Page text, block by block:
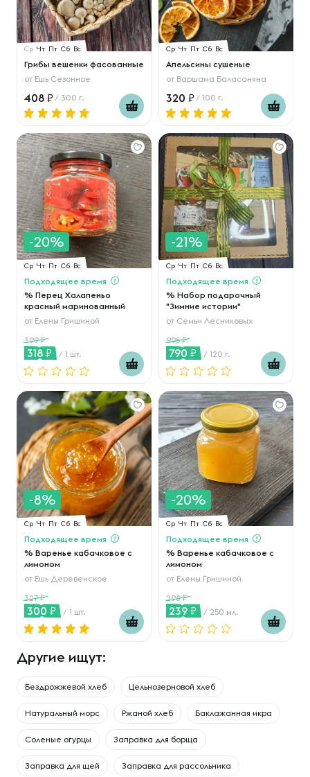
Ср Чт Пт Сб Вс
Грибы вешенки фасованные
от Ешь Сезонное
408 / 300 г.
Ср Чт Пт Сб Вс
Апельсины сушеные
от Варшама Баласаняна
320 / 100 г.
-20%
Ср Чт Пт Сб Вс
Подходящее время
% Перец Халапеньо
красный маринованный
от Елены Гришиной
399
318 / 1 шт.
-21%
Ср Чт Пт Сб Вс
Подходящее время
% Набор подарочный
"Зимние истории"
от Семьи Лесниковых
995
790 / 120 г.
-8%
Ср Чт Пт Сб Вс
Подходящее время
% Варенье кабачковое с
лимоном
от Ешь Деревенское
327
300 / 1 шт.
-20%
Ср Чт Пт Сб Вс
Подходящее время
% Варенье кабачковое с
лимоном
от Елены Гришиной
298
239 / 250 мл.
Другие ищут:
Бездрожжевой хлеб Цельнозерновой хлеб
Натуральный морс Ржаной хлеб Баклажанная икра
Соленые огурцы Заправка для борща
Заправка для щей Заправка для рассольника